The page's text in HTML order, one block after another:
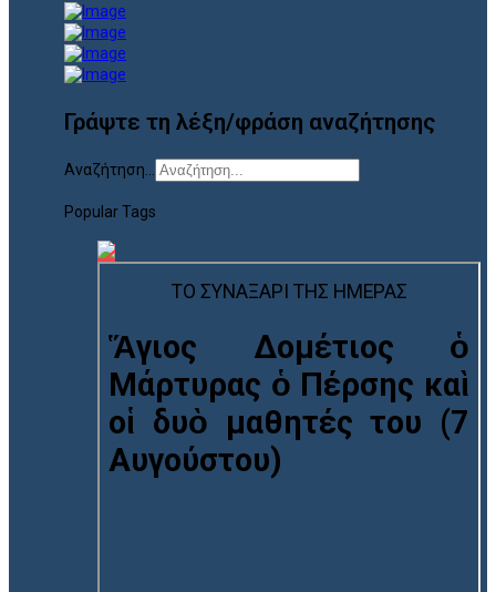
Γράψτε τη λέξη/φράση αναζήτησης
Αναζήτηση...
Popular Tags